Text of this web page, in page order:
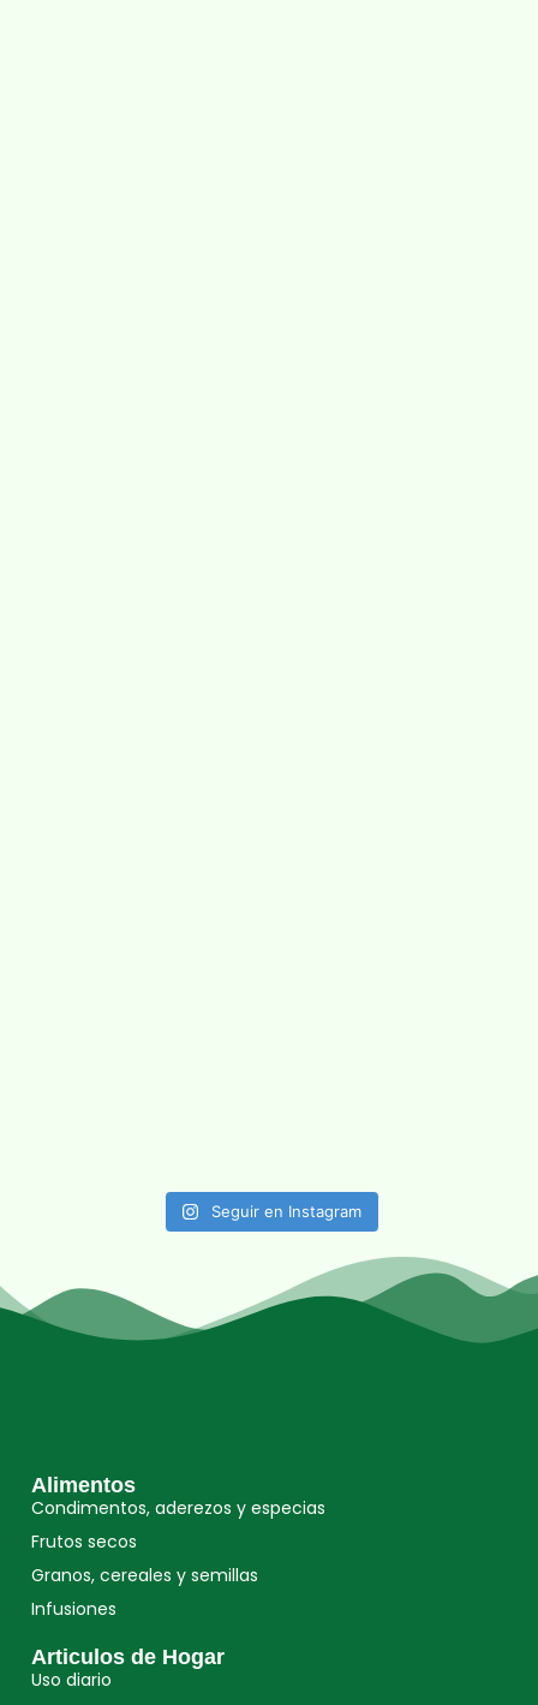
Seguir en Instagram
Alimentos
Condimentos, aderezos y especias
Frutos secos
Granos, cereales y semillas
Infusiones
Articulos de Hogar
Uso diario